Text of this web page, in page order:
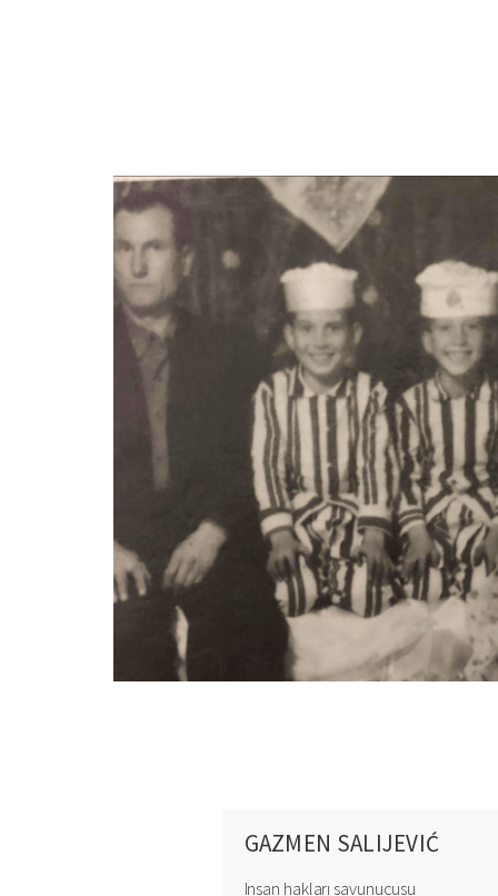
pozisyonda olduğum için ben ve
yoldaş Trajković?’ İşte bu şekilde.
insanlar öyle, öyle iyi ki. Sen de
hemen öncesinde, orada aşağıdaki
evet, onlar benim planım sayesinde
orada yaşayan insanlar biliyor.
binanın hemen önündeki orman.
GAZMEN SALIJEVIĆ
Insan hakları savunucusu